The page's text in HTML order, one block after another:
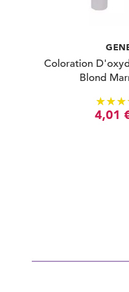
Coloration
Blond
4,01